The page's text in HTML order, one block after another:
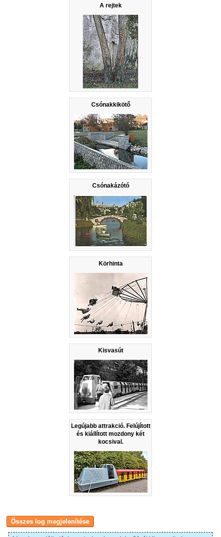
A rejtek
Csónakkikötő
Csónakázótó
Körhinta
Kisvasút
Legújabb attrakció. Felújított
és kiállított mozdony két
kocsival.